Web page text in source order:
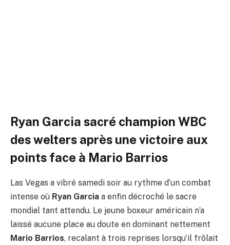
Ryan Garcia sacré champion WBC
des welters après une victoire aux
points face à Mario Barrios
Las Vegas a vibré samedi soir au rythme d’un combat
intense où Ryan Garcia a enfin décroché le sacre
mondial tant attendu. Le jeune boxeur américain n’a
laissé aucune place au doute en dominant nettement
Mario Barrios, recalant à trois reprises lorsqu’il frôlait